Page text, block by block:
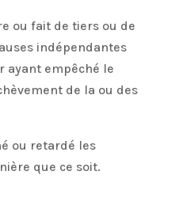
ou fait de tiers ou de
indépendantes
ayant empêché le
de la ou des
ou retardé les
que ce soit.